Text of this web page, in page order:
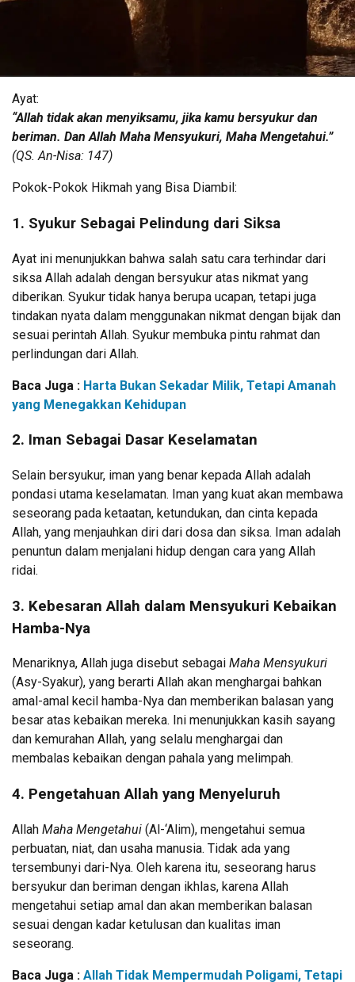
Ayat:
“Allah tidak akan menyiksamu, jika kamu bersyukur dan
beriman. Dan Allah Maha Mensyukuri, Maha Mengetahui.”
(QS. An-Nisa: 147)
Pokok-Pokok Hikmah yang Bisa Diambil:
1. Syukur Sebagai Pelindung dari Siksa
Ayat ini menunjukkan bahwa salah satu cara terhindar dari
siksa Allah adalah dengan bersyukur atas nikmat yang
diberikan. Syukur tidak hanya berupa ucapan, tetapi juga
tindakan nyata dalam menggunakan nikmat dengan bijak dan
sesuai perintah Allah. Syukur membuka pintu rahmat dan
perlindungan dari Allah.
Baca Juga : Harta Bukan Sekadar Milik, Tetapi Amanah
yang Menegakkan Kehidupan
2. Iman Sebagai Dasar Keselamatan
Selain bersyukur, iman yang benar kepada Allah adalah
pondasi utama keselamatan. Iman yang kuat akan membawa
seseorang pada ketaatan, ketundukan, dan cinta kepada
Allah, yang menjauhkan diri dari dosa dan siksa. Iman adalah
penuntun dalam menjalani hidup dengan cara yang Allah
ridai.
3. Kebesaran Allah dalam Mensyukuri Kebaikan
Hamba-Nya
Menariknya, Allah juga disebut sebagai Maha Mensyukuri
(Asy-Syakur), yang berarti Allah akan menghargai bahkan
amal-amal kecil hamba-Nya dan memberikan balasan yang
besar atas kebaikan mereka. Ini menunjukkan kasih sayang
dan kemurahan Allah, yang selalu menghargai dan
membalas kebaikan dengan pahala yang melimpah.
4. Pengetahuan Allah yang Menyeluruh
Allah Maha Mengetahui (Al-‘Alim), mengetahui semua
perbuatan, niat, dan usaha manusia. Tidak ada yang
tersembunyi dari-Nya. Oleh karena itu, seseorang harus
bersyukur dan beriman dengan ikhlas, karena Allah
mengetahui setiap amal dan akan memberikan balasan
sesuai dengan kadar ketulusan dan kualitas iman
seseorang.
Baca Juga : Allah Tidak Mempermudah Poligami, Tetapi